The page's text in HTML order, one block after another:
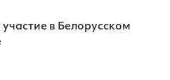
в Белорусском